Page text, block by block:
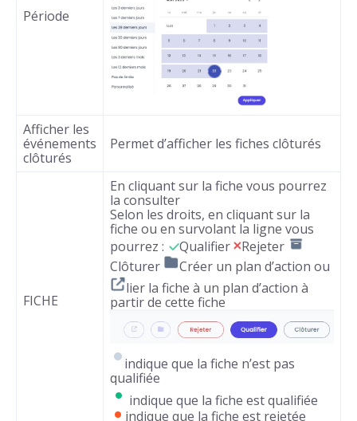
Période
Afficher les
événements
clôturés
Permet d’afficher les fiches clôturés
FICHE
En cliquant sur la fiche vous pourrez
la consulter
Selon les droits, en cliquant sur la
fiche ou en survolant la ligne vous
pourrez :
Qualifier
Rejeter
Clôturer
Créer un plan d’action ou
lier la fiche à un plan d’action à
partir de cette fiche
indique que la fiche n’est pas
qualifiée
indique que la fiche est qualifiée
indique que la fiche est rejetée